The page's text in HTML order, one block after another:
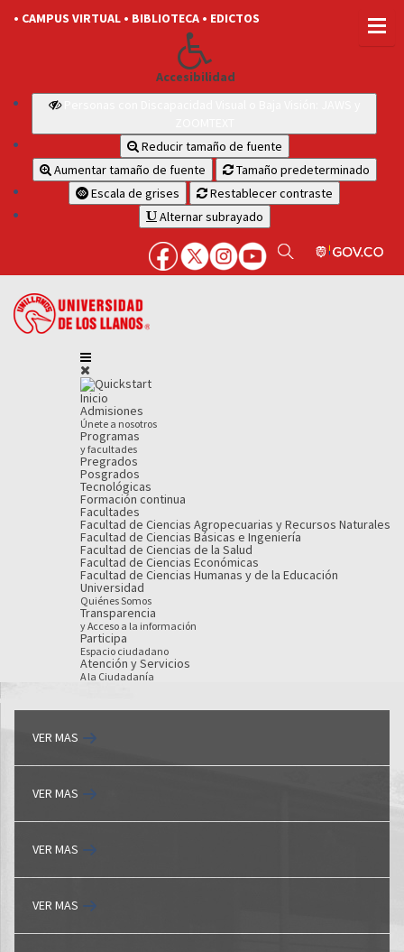
• CAMPUS VIRTUAL • BIBLIOTECA • EDICTOS
Accesibilidad
Reducir tamaño de fuente
Aumentar tamaño de fuente
Tamaño predeterminado
Escala de grises
Restablecer contraste
Alternar subrayado
Inicio
Admisiones
Únete a nosotros
Programas
y facultades
Pregrados
Posgrados
Tecnológicas
Formación continua
Facultades
Facultad de Ciencias Agropecuarias y Recursos Naturales
Facultad de Ciencias Básicas e Ingeniería
Facultad de Ciencias de la Salud
Facultad de Ciencias Económicas
Facultad de Ciencias Humanas y de la Educación
Universidad
Quiénes Somos
Transparencia
y Acceso a la información
Participa
Espacio ciudadano
Atención y Servicios
A la Ciudadanía
VER MAS
VER MAS
VER MAS
VER MAS